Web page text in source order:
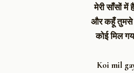
मेरी साँसों में
और कहूँ तुमसे
कोई मिल
Koi mil